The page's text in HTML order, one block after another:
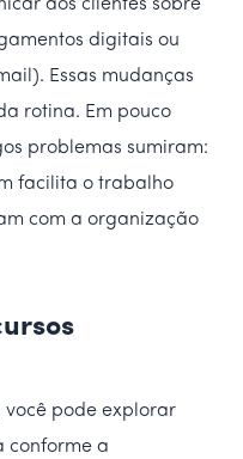
aos clientes sobre
digitais ou
Essas mudanças
rotina. Em pouco
problemas sumiram:
facilita o trabalho
com a organização
você pode explorar
conforme a